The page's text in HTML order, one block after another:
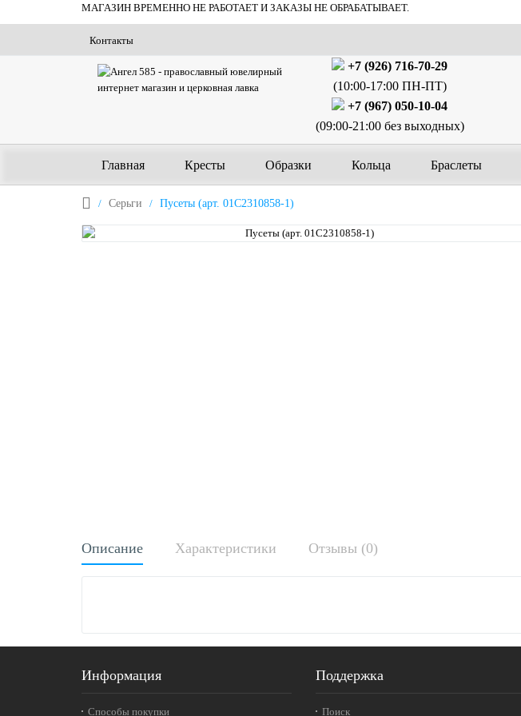
МАГАЗИН ВРЕМЕННО НЕ РАБОТАЕТ И ЗАКАЗЫ НЕ ОБРАБАТЫВАЕТ.
Контакты
+7 (926) 716-70-29
(10:00-17:00 ПН-ПТ)
+7 (967) 050-10-04
(09:00-21:00 без выходных)
Главная Кресты Образки Кольца Браслеты
Серьги Пусеты (арт. 01С2310858-1)
Описание Характеристики Отзывы (0)
Информация
Способы покупки
Поддержка
Поиск